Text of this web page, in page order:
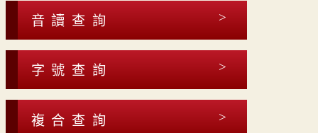
音讀查詢
字號查詢
複合查詢